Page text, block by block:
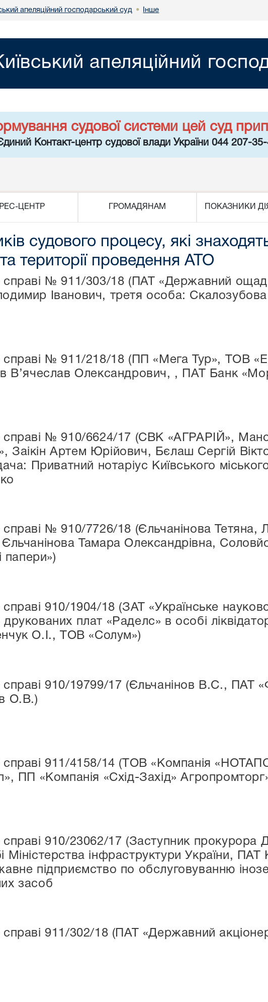
апеляційний господарський суд • Інше
апеляційний
судової системи цей суд
Контакт-центр судової влади України 044 207-
ЦЕНТР ГРОМАДЯНАМ ПОКАЗНИКИ
судового процесу, які
території проведення АТО
справі № 911/303/18 (ПАТ «Державний
Іванович, третя особа: Скалозубова
справі № 911/218/18 (ПП «Мега Тур», ТОВ
В’ячеслав Олександрович, , ПАТ Банк
справі № 910/6624/17 (СВК «АГРАРІЙ»,
Заікін Артем Юрійович, Бєлаш Сергій
Приватний нотаріус Київського
справі № 910/7726/18 (Єльчанінова Тетяна,
Єльчанінова Тамара Олександрівна,
папери»)
справі 910/1904/18 (ЗАТ «Українське
плат «Раделс» в особі
О.І., ТОВ «Солум»)
справі 910/19799/17 (Єльчанінов В.С., ПАТ
О.В.)
справі 911/4158/14 (ТОВ «Компанія
ПП «Компанія «Схід-Захід»
справі 910/23062/17 (Заступник прокурора
Міністерства інфраструктури України, ПАТ
підприємство по обслуговуванню
засоб
справі 911/302/18 (ПАТ «Державний